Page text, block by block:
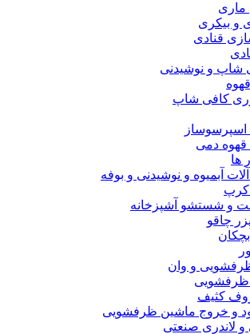
ماری
و بیکری
قنادی
شاپ و نوشیدنی
کافی شاپ
اسپرسوساز
قهوه دمی
ها
آبمیوه و نوشیدنی و بوفه
کرپ
و شستشو آشپزخانه
چاقو
و وان
ظرفشویی
کثیف
و خروج ماشین ظرفشویی
و لاندری صنعتی